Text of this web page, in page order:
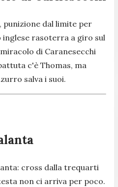
punizione dal limite per
inglese rasoterra a giro sul
di Caranesecchi
c'è Thomas, ma
salva i suoi.
cross dalla trequarti
non ci arriva per poco.